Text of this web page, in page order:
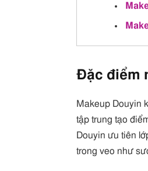
Đặc điểm
Makeup Douyin
tập trung tạo
Douyin ưu tiên
trong veo như